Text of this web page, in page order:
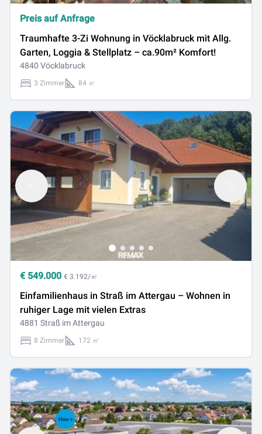
Preis auf Anfrage
Traumhafte 3-Zi Wohnung in Vöcklabruck mit Allg.
Garten, Loggia & Stellplatz – ca.90m² Komfort!
4840 Vöcklabruck
3 Zimmer 84 ㎡
€ 549.000 € 3.192/㎡
Einfamilienhaus in Straß im Attergau – Wohnen in
ruhiger Lage mit vielen Extras
4881 Straß im Attergau
8 Zimmer 172 ㎡